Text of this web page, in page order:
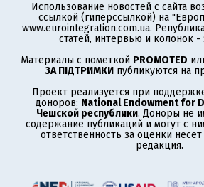
Использование новостей с сайта
ссылкой (гиперссылкой) на
www.eurointegration.com.ua.
статей, интервью и колонок -
Материалы с пометкой PROMOTED
ЗА ПІДТРИМКИ публикуются на
Проект реализуется при
доноров: National Endowment for
Чешской республики. Доноры не
содержание публикаций и могут с
ответственность за оценки
редакция.